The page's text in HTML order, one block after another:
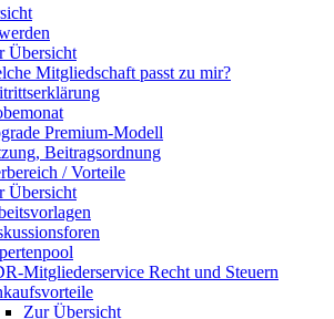
Übersicht
Mitgliedschaft passt zu mir?
Premium-Modell
Beitragsordnung
/ Vorteile
Übersicht
Mitgliederservice Recht und Steuern
Zur Übersicht